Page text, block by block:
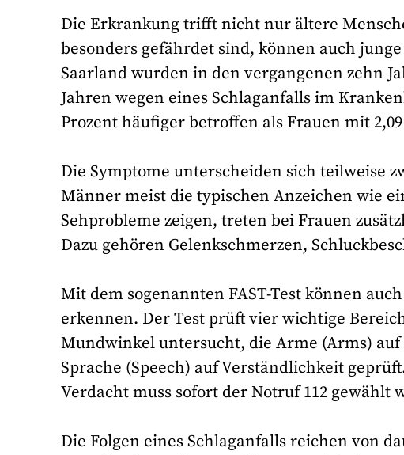
Die Erkrankung trifft nicht nur ältere
besonders gefährdet sind, können auch
Saarland wurden in den vergangenen zehn
Jahren wegen eines Schlaganfalls im
Prozent häufiger betroffen als Frauen mit
Die Symptome unterscheiden sich teilweise
Männer meist die typischen Anzeichen wie
Sehprobleme zeigen, treten bei Frauen
Dazu gehören Gelenkschmerzen,
Mit dem sogenannten FAST-Test können
erkennen. Der Test prüft vier wichtige
Mundwinkel untersucht, die Arme (Arms)
Sprache (Speech) auf Verständlichkeit
Verdacht muss sofort der Notruf 112 gewählt
Die Folgen eines Schlaganfalls reichen von